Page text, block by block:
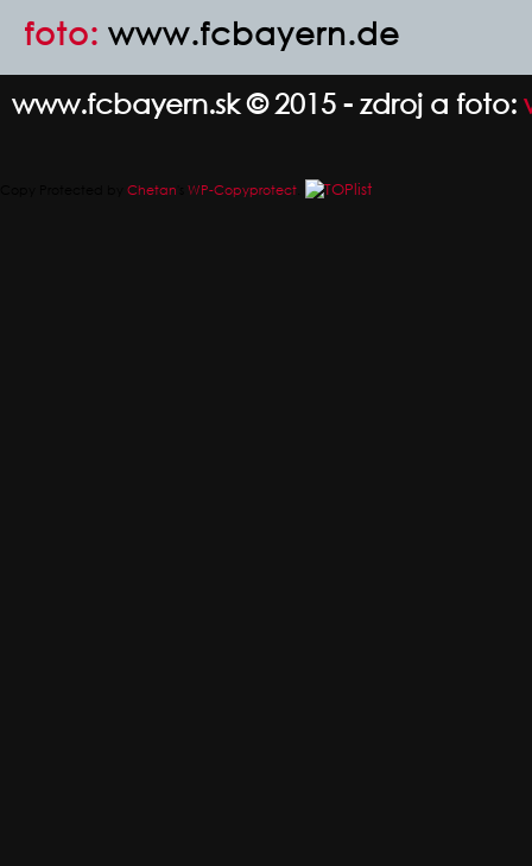
foto: www.fcbayern.de
www.fcbayern.sk © 2015 - zdroj a foto:
Chetan WP-Copyprotect